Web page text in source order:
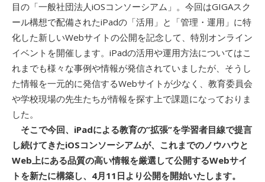
目の「一般社団法人iOSコンソーシアム」。今回はGIGAスク
ール構想で配備されたiPadの「活用」と「管理・運用」に特
化した新しいWebサイトの公開を記念して、特別オンライン
イベントを開催します。iPadの活用や運用方法についてはこ
れまでも様々な事例や情報が発信されていましたが、そうし
た情報を一元的に発信するWebサイトが少なく、教育委員会
や学校現場の先生たちが情報を探す上で課題になっておりま
した。
そこで今回、iPadによる教育の”拡張”を学習者目線で提言
し続けてきたiOSコンソーシアムが、これまでのノウハウと
Web上にある品質の高い情報を厳選して公開するWebサイ
トを新たに構築し、4月11日より公開を開始いたします。